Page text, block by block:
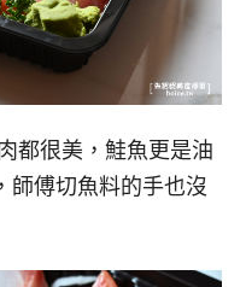
都很美，鮭魚更是油
師傅切魚料的手也沒